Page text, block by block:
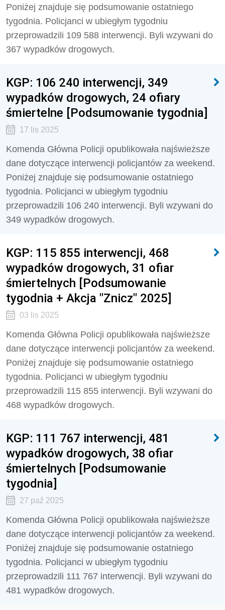
Poniżej znajduje się podsumowanie ostatniego
tygodnia. Policjanci w ubiegłym tygodniu
przeprowadzili 109 588 interwencji. Byli wzywani do
367 wypadków drogowych.
KGP: 106 240 interwencji, 349
wypadków drogowych, 24 ofiary
śmiertelne [Podsumowanie tygodnia]
17 lis 2025
Komenda Główna Policji opublikowała najświeższe
dane dotyczące interwencji policjantów za weekend.
Poniżej znajduje się podsumowanie ostatniego
tygodnia. Policjanci w ubiegłym tygodniu
przeprowadzili 106 240 interwencji. Byli wzywani do
349 wypadków drogowych.
KGP: 115 855 interwencji, 468
wypadków drogowych, 31 ofiar
śmiertelnych [Podsumowanie
tygodnia + Akcja "Znicz" 2025]
03 lis 2025
Komenda Główna Policji opublikowała najświeższe
dane dotyczące interwencji policjantów za weekend.
Poniżej znajduje się podsumowanie ostatniego
tygodnia. Policjanci w ubiegłym tygodniu
przeprowadzili 115 855 interwencji. Byli wzywani do
468 wypadków drogowych.
KGP: 111 767 interwencji, 481
wypadków drogowych, 38 ofiar
śmiertelnych [Podsumowanie
tygodnia]
27 paź 2025
Komenda Główna Policji opublikowała najświeższe
dane dotyczące interwencji policjantów za weekend.
Poniżej znajduje się podsumowanie ostatniego
tygodnia. Policjanci w ubiegłym tygodniu
przeprowadzili 111 767 interwencji. Byli wzywani do
481 wypadków drogowych.